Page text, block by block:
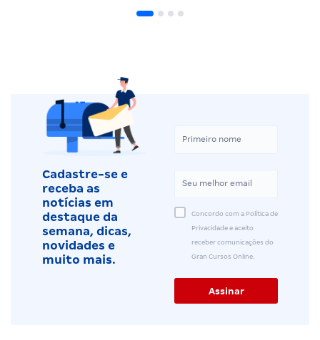
Cadastre-se e
receba as
notícias em
destaque da
semana, dicas,
novidades e
muito mais.
Concordo com a Política de
Privacidade e aceito
receber comunicações do
Gran Cursos Online.